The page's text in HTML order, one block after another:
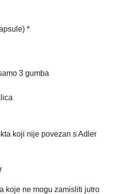
*
3 gumba
koji nije povezan s Adler
koje ne mogu zamisliti jutro